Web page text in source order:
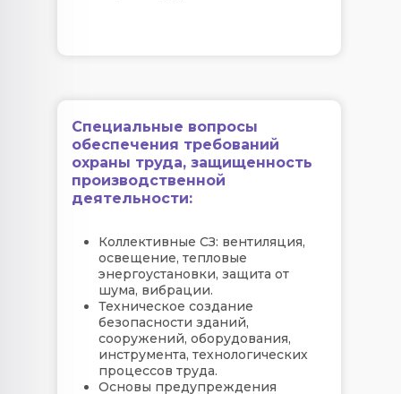
Специальные вопросы
обеспечения требований
охраны труда, защищенность
производственной
деятельности:
Коллективные СЗ: вентиляция,
освещение, тепловые
энергоустановки, защита от
шума, вибрации.
Техническое создание
безопасности зданий,
сооружений, оборудования,
инструмента, технологических
процессов труда.
Основы предупреждения